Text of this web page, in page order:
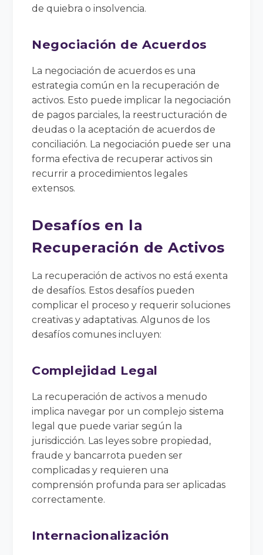
de quiebra o insolvencia.
Negociación de Acuerdos
La negociación de acuerdos es una
estrategia común en la recuperación de
activos. Esto puede implicar la negociación
de pagos parciales, la reestructuración de
deudas o la aceptación de acuerdos de
conciliación. La negociación puede ser una
forma efectiva de recuperar activos sin
recurrir a procedimientos legales
extensos.
Desafíos en la
Recuperación de Activos
La recuperación de activos no está exenta
de desafíos. Estos desafíos pueden
complicar el proceso y requerir soluciones
creativas y adaptativas. Algunos de los
desafíos comunes incluyen:
Complejidad Legal
La recuperación de activos a menudo
implica navegar por un complejo sistema
legal que puede variar según la
jurisdicción. Las leyes sobre propiedad,
fraude y bancarrota pueden ser
complicadas y requieren una
comprensión profunda para ser aplicadas
correctamente.
Internacionalización